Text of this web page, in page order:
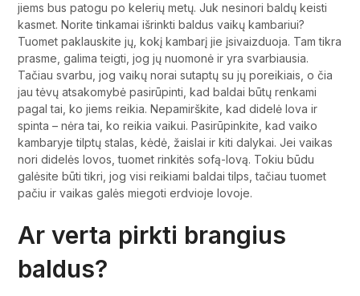
jiems bus patogu po kelerių metų. Juk nesinori baldų keisti
kasmet. Norite tinkamai išrinkti baldus vaikų kambariui?
Tuomet paklauskite jų, kokį kambarį jie įsivaizduoja. Tam tikra
prasme, galima teigti, jog jų nuomonė ir yra svarbiausia.
Tačiau svarbu, jog vaikų norai sutaptų su jų poreikiais, o čia
jau tėvų atsakomybė pasirūpinti, kad baldai būtų renkami
pagal tai, ko jiems reikia. Nepamirškite, kad didelė lova ir
spinta – nėra tai, ko reikia vaikui. Pasirūpinkite, kad vaiko
kambaryje tilptų stalas, kėdė, žaislai ir kiti dalykai. Jei vaikas
nori didelės lovos, tuomet rinkitės sofą-lovą. Tokiu būdu
galėsite būti tikri, jog visi reikiami baldai tilps, tačiau tuomet
pačiu ir vaikas galės miegoti erdvioje lovoje.
Ar verta pirkti brangius
baldus?